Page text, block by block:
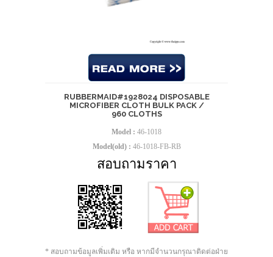
RUBBERMAID#1928024 DISPOSABLE
MICROFIBER CLOTH BULK PACK /
960 CLOTHS
Model : 46-1018
Model(old) : 46-1018-FB-RB
สอบถามราคา
* สอบถามข้อมูลเพิ่มเติม หรือ หากมีจำนวนกรุณาติดต่อฝ่าย